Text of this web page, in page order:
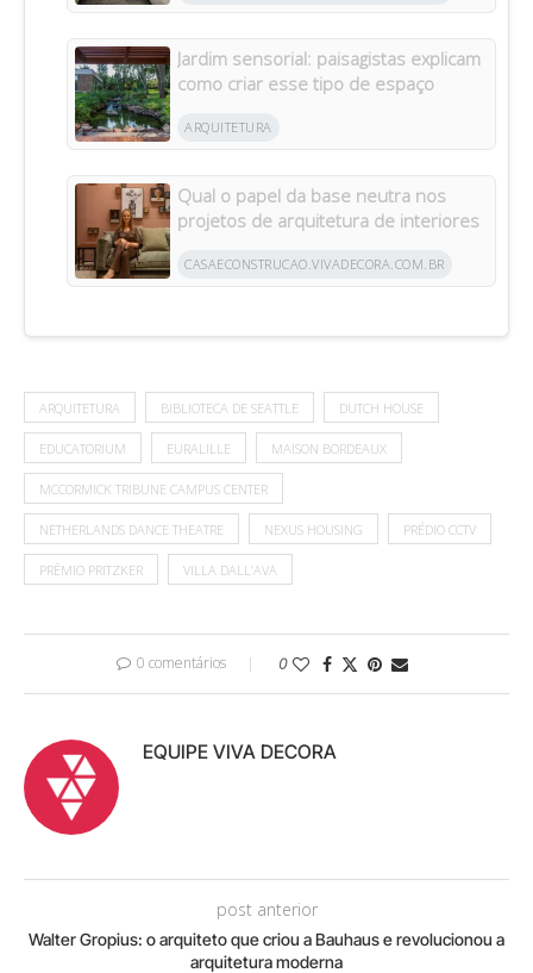
Jardim sensorial: paisagistas explicam
como criar esse tipo de espaço
ARQUITETURA
Qual o papel da base neutra nos
projetos de arquitetura de interiores
CASAECONSTRUCAO.VIVADECORA.COM.BR
ARQUITETURA BIBLIOTECA DE SEATTLE DUTCH HOUSE
EDUCATORIUM EURALILLE MAISON BORDEAUX
MCCORMICK TRIBUNE CAMPUS CENTER
NETHERLANDS DANCE THEATRE NEXUS HOUSING PRÉDIO CCTV
PRÊMIO PRITZKER VILLA DALL’AVA
0 comentários 0
EQUIPE VIVA DECORA
post anterior
Walter Gropius: o arquiteto que criou a Bauhaus e revolucionou a
arquitetura moderna